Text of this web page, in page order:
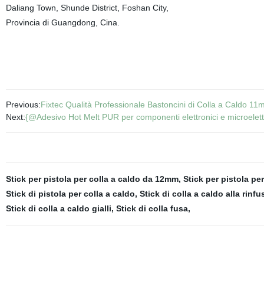
Daliang Town, Shunde District, Foshan City,
Provincia di Guangdong, Cina.
Previous:Fixtec Qualità Professionale Bastoncini di Colla a Caldo
Next:{@Adesivo Hot Melt PUR per componenti elettronici e
Stick per pistola per colla a caldo da 12mm, Stick per pistola
Stick di pistola per colla a caldo, Stick di colla a caldo alla
Stick di colla a caldo gialli, Stick di colla fusa,